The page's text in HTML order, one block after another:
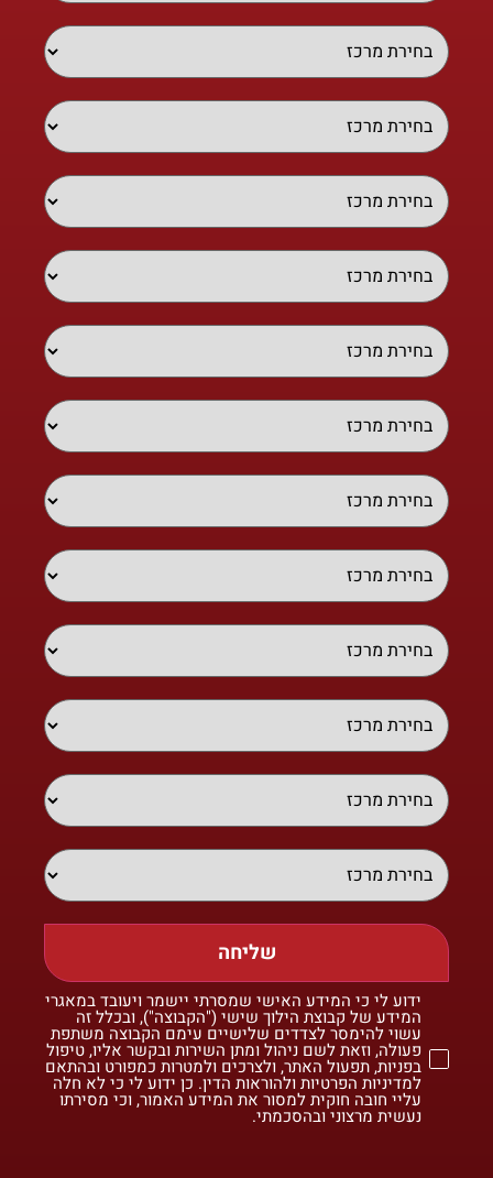
שליחה
ידוע לי כי המידע האישי שמסרתי יישמר ויעובד במאגרי
המידע של קבוצת הילוך שישי ("הקבוצה"), ובכלל זה
עשוי להימסר לצדדים שלישיים עימם הקבוצה משתפת
פעולה, וזאת לשם ניהול ומתן השירות ובקשר אליו, טיפול
בפניות, תפעול האתר, ולצרכים ולמטרות כמפורט ובהתאם
למדיניות הפרטיות ולהוראות הדין. כן ידוע לי כי לא חלה
עליי חובה חוקית למסור את המידע האמור, וכי מסירתו
נעשית מרצוני ובהסכמתי.